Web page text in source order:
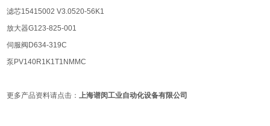
滤芯15415002 V3.0520-56K1
放大器G123-825-001
伺服阀D634-319C
泵PV140R1K1T1NMMC
更多产品资料请点击：上海谱闵工业自动化设备有限公司